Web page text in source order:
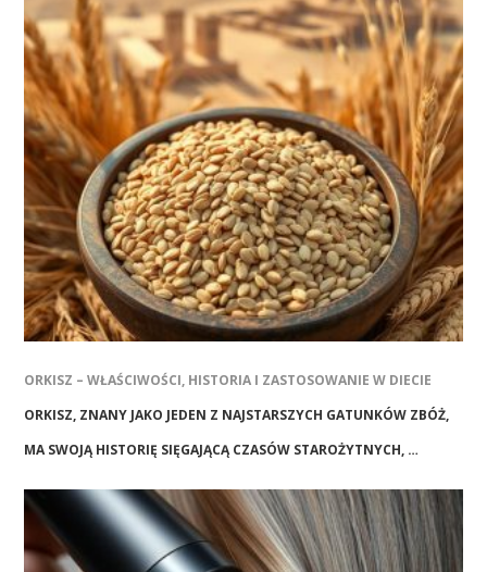
ORKISZ – WŁAŚCIWOŚCI, HISTORIA I ZASTOSOWANIE W DIECIE
ORKISZ, ZNANY JAKO JEDEN Z NAJSTARSZYCH GATUNKÓW ZBÓŻ,
MA SWOJĄ HISTORIĘ SIĘGAJĄCĄ CZASÓW STAROŻYTNYCH, …